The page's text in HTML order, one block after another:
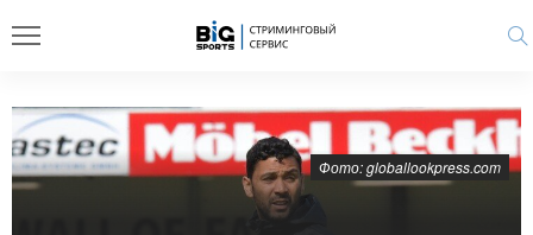
Фото: globallookpress.com